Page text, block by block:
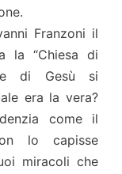
Franzoni il
la “Chiesa di
di Gesù si
era la vera?
come il
lo capisse
miracoli che